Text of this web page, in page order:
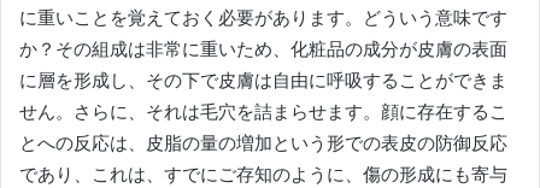
に重いことを覚えておく必要があります。
どういう意味です
か？ その組成は非常に重いため、化粧品の成分が皮膚の表面
に層を形成し、その下で皮膚は自由に呼吸することができま
せん。
さらに、それは毛穴を詰まらせます。 顔に存在するこ
とへの反応は、皮脂の量の増加という形での表皮の防御反応
であり、これは、すでにご存知のように、傷の形成にも寄与